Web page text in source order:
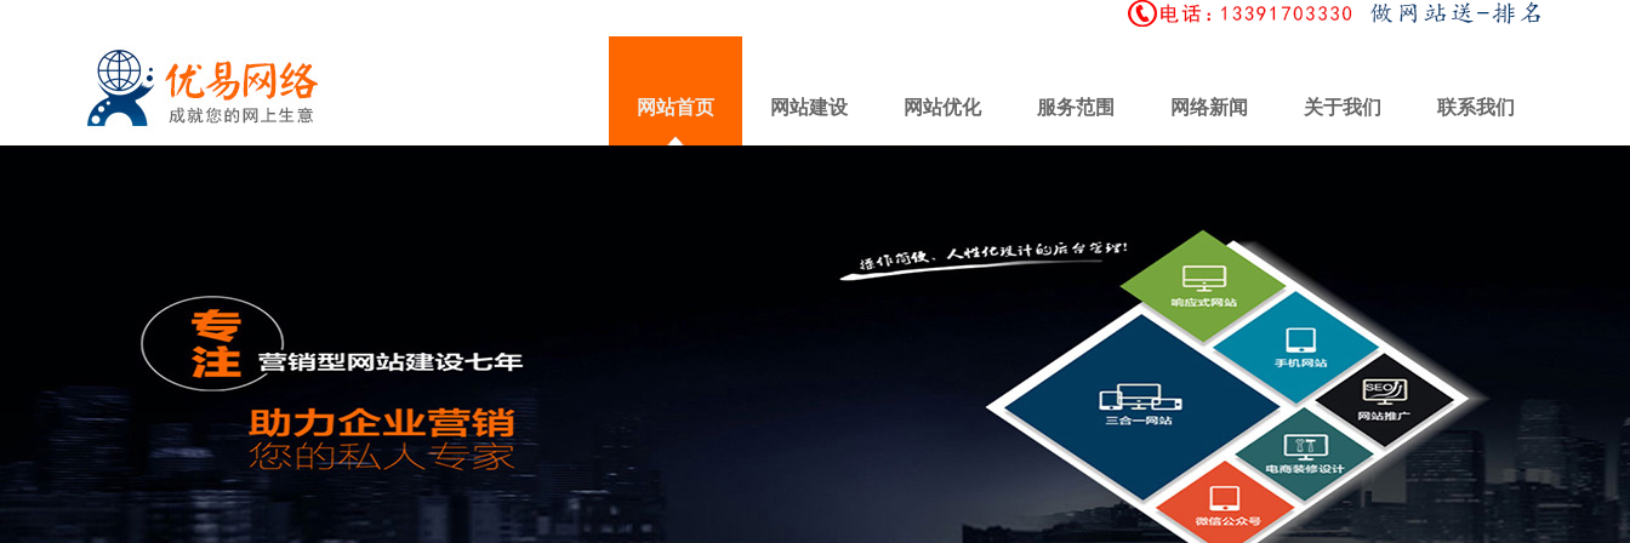
网站首页 网站建设 网站优化 服务范围 网络新闻 关于我们 联系我们